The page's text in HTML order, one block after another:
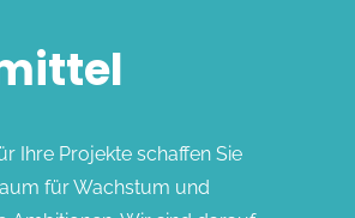
Ihre Projekte schaffen Sie
für Wachstum und